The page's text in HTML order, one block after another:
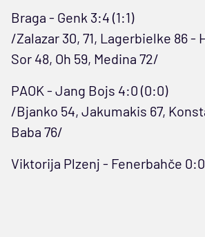
Braga - Genk 3:4 (1:1)
/Zalazar 30, 71, Lagerbielke 86 -
Sor 48, Oh 59, Medina 72/
PAOK - Jang Bojs 4:0 (0:0)
/Bjanko 54, Jakumakis 67,
Baba 76/
Viktorija Plzenj - Fenerbahče 0:0